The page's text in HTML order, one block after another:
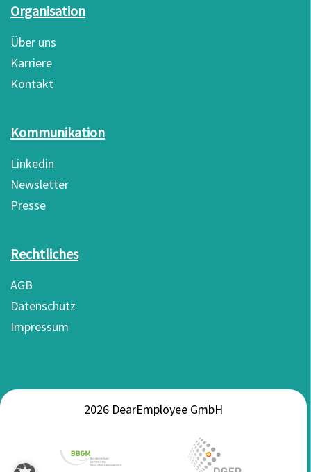
Organisation
Über uns
Karriere
Kontakt
Kommunikation
Linkedin
Newsletter
Presse
Rechtliches
AGB
Datenschutz
Impressum
2026 DearEmployee GmbH